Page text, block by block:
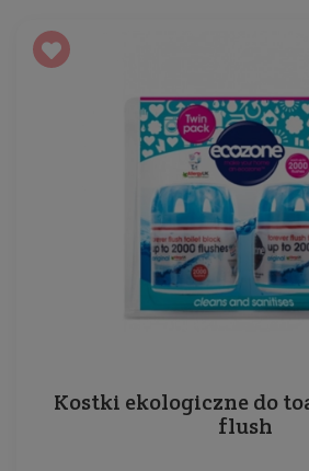
Kostki ekologiczne do
flush